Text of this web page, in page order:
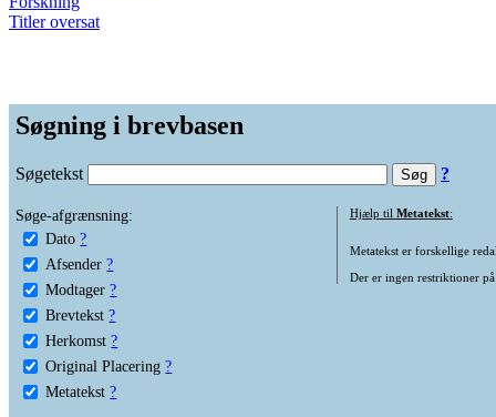
Titler oversat
Søgning i brevbasen
Søgetekst ?
Søge-afgrænsning:
Dato ?
Afsender ?
Modtager ?
Brevtekst ?
Herkomst ?
Original Placering ?
Metatekst ?
Hjælp til Metatekst:
Metatekst er forskellige
Der er ingen restriktioner